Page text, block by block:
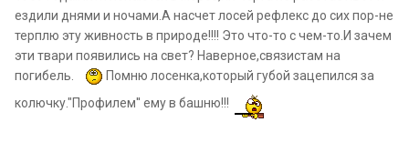
ездили днями и ночами.А насчет лосей рефлекс до сих пор-не
терплю эту живность в природе!!!! Это что-то с чем-то.И зачем
эти твари появились на свет? Наверное,связистам на
погибель.
Помню лосенка,который губой зацепился за
колючку."Профилем'' ему в башню!!!